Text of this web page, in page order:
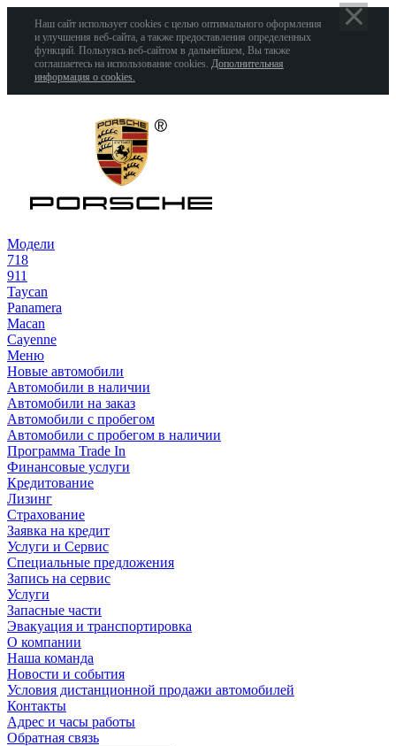
Наш сайт использует cookies с целью оптимального оформления
и улучшения веб-сайта, а также предоставления определенных
функций. Пользуясь веб-сайтом в дальнейшем, Вы также
соглашаетесь на использование cookies. Дополнительная
информация о cookies.
Модели
718
911
Taycan
Panamera
Macan
Cayenne
Меню
Новые автомобили
Автомобили в наличии
Автомобили на заказ
Автомобили с пробегом
Автомобили с пробегом в наличии
Программа Trade In
Финансовые услуги
Кредитование
Лизинг
Страхование
Заявка на кредит
Услуги и Сервис
Специальные предложения
Запись на сервис
Услуги
Запасные части
Эвакуация и транспортировка
О компании
Наша команда
Новости и события
Условия дистанционной продажи автомобилей
Контакты
Адрес и часы работы
Обратная связь